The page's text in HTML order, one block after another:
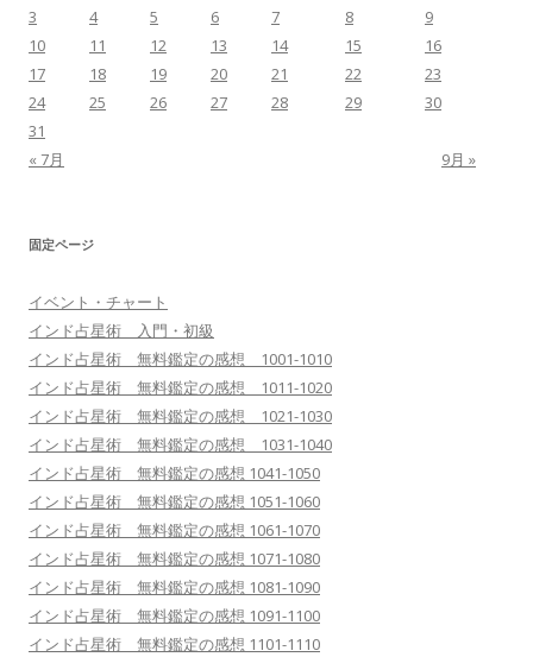
« 7月 9月 »
3 4 5 6 7 8
9
10
11 12 13 14 15
16
17
18 19 20 21 22
23
24
25 26 27 28 29
30
31
固定ページ
イベント・チャート
インド占星術 入門・初級
インド占星術 無料鑑定の感想 1001-1010
インド占星術 無料鑑定の感想 1011-1020
インド占星術 無料鑑定の感想 1021-1030
インド占星術 無料鑑定の感想 1031-1040
インド占星術 無料鑑定の感想 1041-1050
インド占星術 無料鑑定の感想 1051-1060
インド占星術 無料鑑定の感想 1061-1070
インド占星術 無料鑑定の感想 1071-1080
インド占星術 無料鑑定の感想 1081-1090
インド占星術 無料鑑定の感想 1091-1100
インド占星術 無料鑑定の感想 1101-1110